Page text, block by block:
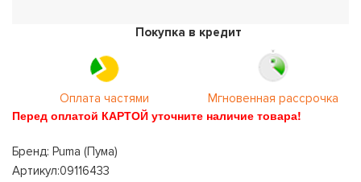
Покупка в кредит
Оплата частями Мгновенная рассрочка
Перед оплатой КАРТОЙ уточните наличие товара!
Бренд: Puma (Пума)
Артикул:09116433